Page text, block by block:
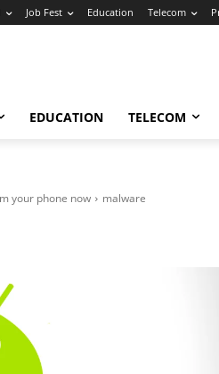
Job Fest Education Telecom
EDUCATION TELECOM
your phone now malware